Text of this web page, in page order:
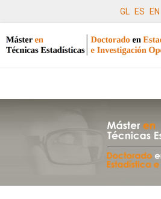
GL ES EN